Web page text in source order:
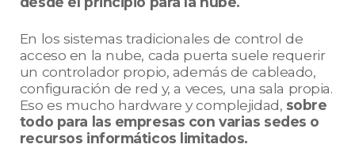
En los sistemas tradicionales de control de
acceso en la nube, cada puerta suele requerir
un controlador propio, además de cableado,
configuración de red y, a veces, una sala propia.
Eso es mucho hardware y complejidad, sobre
todo para las empresas con varias sedes o
recursos informáticos limitados.